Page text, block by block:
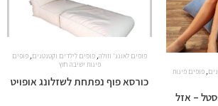
, פופים פינות
פופים לאונג' וזולה, פופים לילדים וקטנטנים, פופים
פינות ישיבה חוץ
כורסא פוף נפתחת לשזלונג אופויט